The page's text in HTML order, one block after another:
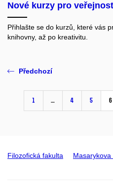
Nové kurzy pro
Přihlašte se do kurzů, které vás
knihovny, až po kreativitu.
Předchozí
1 … 4 5 6
Filozofická fakulta Masarykova